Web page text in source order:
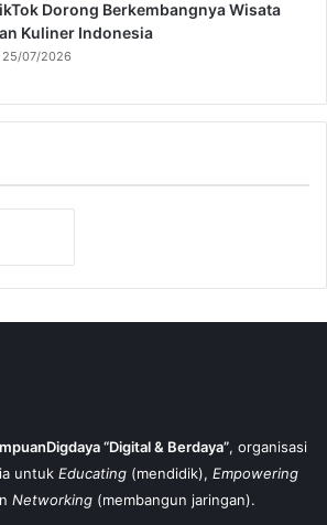
Dorong Berkembangnya Wisata
Kuliner Indonesia
25/07/2026
“Digital & Berdaya”, organisasi
untuk Educating (mendidik), Empowering
Networking (membangun jaringan).